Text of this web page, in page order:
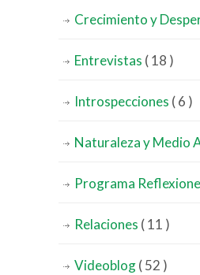
Crecimiento y
Entrevistas ( 18 )
Introspecciones ( 6 )
Naturaleza y Medio
Programa
Relaciones ( 11 )
Videoblog( 52 )